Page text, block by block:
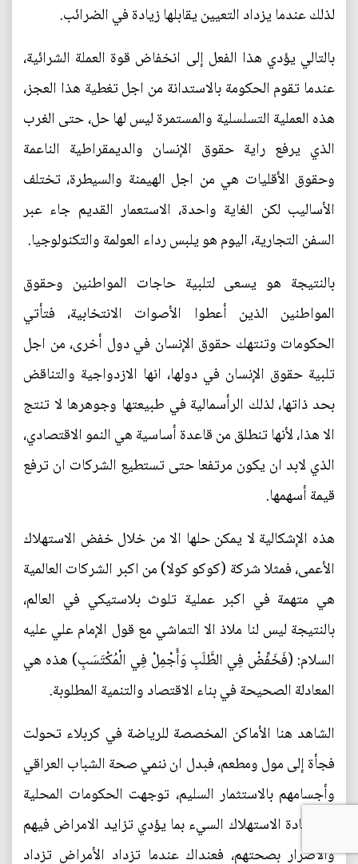
لذلك عندما يزداد التعيين يقابلها زيادة في الضرائب.
بالتالي يؤدي هذا الفعل إلى انخفاض قوة العملة الشرائية،
عندما تقوم الحكومة بالاستدانة من اجل تغطية هذا العجز،
هذه العملية التسلسلية والمستمرة ليس لها حل، حتى الغرب
الذي يرفع راية حقوق الإنسان والديمقراطية الناعمة
وحقوق الأقليات هي من اجل الهيمنة والسيطرة، تختلف
الأساليب لكن الغاية واحدة، الاستعمار القديم جاء عبر
السفن التجارية، اليوم هو يلبس رداء العولمة والتكنولوجيا.
بالنتيجة هو يسعى لتلبية حاجات المواطنين وحقوق
المواطنين الذين أعطوا الأصوات الانتخابية، فتأتي
الحكومات وتنتهك حقوق الإنسان في دول أخرى، من اجل
تلبية حقوق الإنسان في دولها، انها الازدواجية والتناقض
بحد ذاتها، لذلك الرأسمالية في طبيعتها وجوهرها لا تنتج
الا هذا، لأنها تنطلق من قاعدة أساسية هي النمو الاقتصادي،
الذي لابد ان يكون مرتفعا حتى تستطيع الشركات ان ترفع
قيمة أسهمها.
هذه الإشكالية لا يمكن حلها الا من خلال خفض الاستهلاك
الأعمى، فمثلا شركة (كوكو كولا) من اكبر الشركات العالمية
هي متهمة في اكبر عملية تلوث بلاستيكي في العالم،
بالنتيجة ليس لنا ملاذ الا التماشي مع قول الإمام علي عليه
السلام: (فَخَفِّضْ فِي الطَّلَبِ وَأَجْمِلْ فِي الْمُكْتَسَبِ) هذه هي
المعادلة الصحيحة في بناء الاقتصاد والتنمية المطلوبة.
الشاهد هنا الأماكن المخصصة للرياضة في كربلاء تحولت
فجأة إلى مول ومطعم، فبدل ان ننمي صحة الشباب العراقي
وأجسامهم بالاستثمار السليم، توجهت الحكومات المحلية
الى زيادة الاستهلاك السيء بما يؤدي تزايد الامراض فيهم
والأضرار بصحتهم، فعنداك عندما تزداد الأمراض تزداد